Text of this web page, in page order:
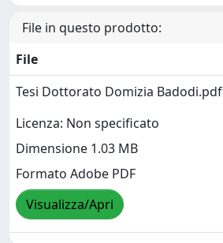
File in questo prodotto:
File
Tesi Dottorato Domizia Badodi.pdf
Licenza: Non specificato
Dimensione 1.03 MB
Formato Adobe PDF
Visualizza/Apri